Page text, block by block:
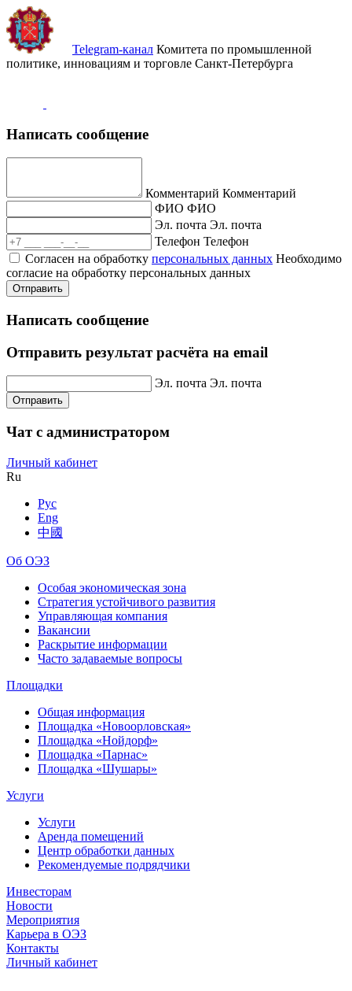
Telegram-канал Комитета по промышленной
политике, инновациям и торговле Санкт-Петербурга
Написать сообщение
Комментарий Комментарий
ФИО ФИО
Эл. почта Эл. почта
Телефон Телефон
Согласен на обработку персональных данных Необходимо
согласие на обработку персональных данных
Отправить
Написать сообщение
Отправить результат расчёта на email
Эл. почта Эл. почта
Отправить
Чат с администратором
Личный кабинет
Ru
Рус
Eng
中國
Об ОЭЗ
Особая экономическая зона
Стратегия устойчивого развития
Управляющая компания
Вакансии
Раскрытие информации
Часто задаваемые вопросы
Площадки
Общая информация
Площадка «Новоорловская»
Площадка «Нойдорф»
Площадка «Парнас»
Площадка «Шушары»
Услуги
Услуги
Аренда помещений
Центр обработки данных
Рекомендуемые подрядчики
Инвесторам
Новости
Мероприятия
Карьера в ОЭЗ
Контакты
Личный кабинет